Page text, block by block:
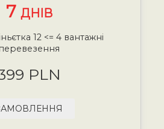
7 ДНІВ
12 <= 4 вантажні
перевезення
PLN